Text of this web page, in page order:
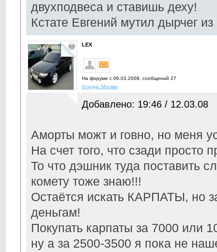
двухподвеса и ставишь деху!
Кстате Евгений мутил дырчег
LEX
На форуме с 06.03.2008, cообщений 27
Откуда: Москва
Добавлено: 19:46 / 12.03.08
Аморты можт и говно, но меня
На счет того, что сзади просто
То что дэшник туда поставить
комету тоже знаю!!!
Остаётся искать КАРПАТЫ, но
деньгам!
Покупать карпаты за 7000 или
ну а за 2500-3500 я пока не